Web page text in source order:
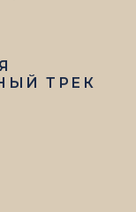
ТРЕК